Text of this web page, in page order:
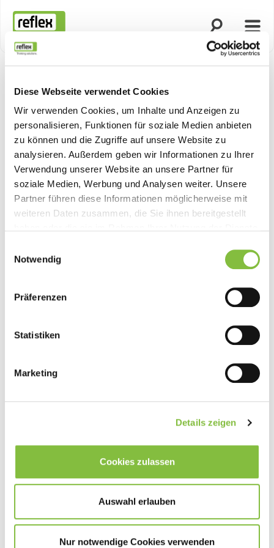
Diese Webseite verwendet Cookies
Wir verwenden Cookies, um Inhalte und Anzeigen zu
personalisieren, Funktionen für soziale Medien anbieten
zu können und die Zugriffe auf unsere Website zu
analysieren. Außerdem geben wir Informationen zu Ihrer
Verwendung unserer Website an unsere Partner für
soziale Medien, Werbung und Analysen weiter. Unsere
Partner führen diese Informationen möglicherweise mit
weiteren Daten zusammen, die Sie ihnen bereitgestellt
Notwendig
Präferenzen
Statistiken
Marketing
Details zeigen
Cookies zulassen
Auswahl erlauben
Nur notwendige Cookies verwenden
Startseite
Suche öffnen